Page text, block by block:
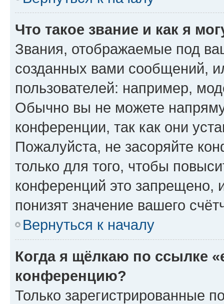
Что такое звание и как я
Звания, отображаемые под
созданных вами сообщений,
пользователей: например,
Обычно вы не можете
конференции, так как они
Пожалуйста, не засоряйте
только для того, чтобы
конференций это запрещено,
понизят значение вашего
Вернуться к началу
Когда я щёлкаю по ссылке
конференцию?
Только зарегистрированные